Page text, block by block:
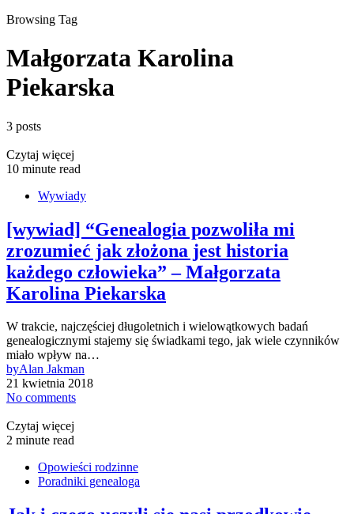
Browsing Tag
Małgorzata Karolina
Piekarska
3 posts
Czytaj więcej
10 minute read
Wywiady
[wywiad] “Genealogia pozwoliła mi
zrozumieć jak złożona jest historia
każdego człowieka” – Małgorzata
Karolina Piekarska
W trakcie, najczęściej długoletnich i wielowątkowych badań
genealogicznymi stajemy się świadkami tego, jak wiele czynników
miało wpływ na…
byAlan Jakman
21 kwietnia 2018
No comments
Czytaj więcej
2 minute read
Opowieści rodzinne
Poradniki genealoga